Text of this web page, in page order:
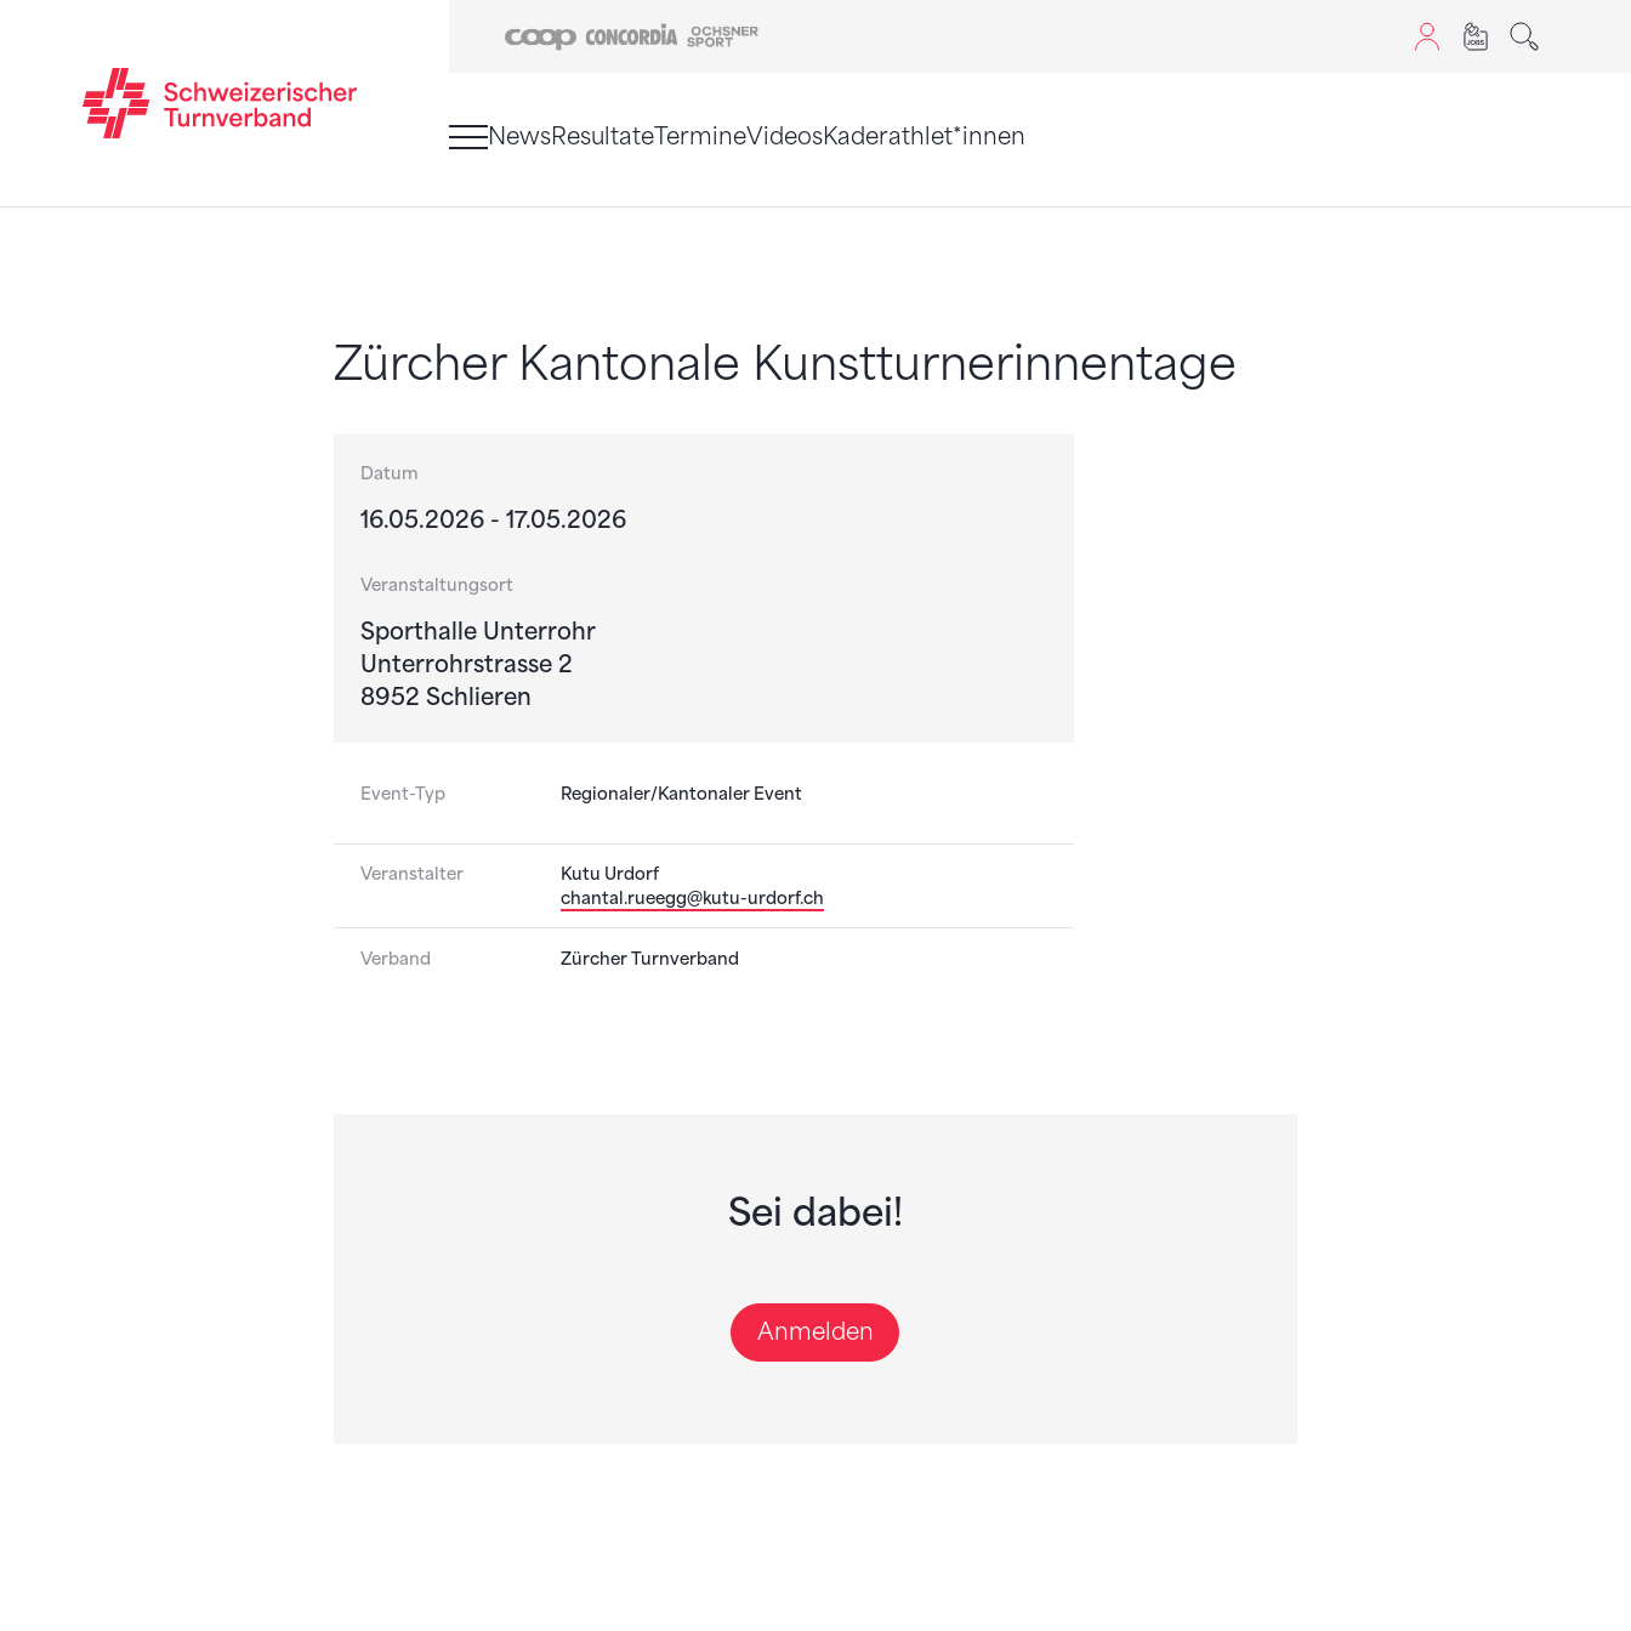
Coop Concordia
NewsResultateTermineVideosKaderathlet*innen
Zürcher Kantonale Kunstturnerinnentage
Datum
16.05.2026 - 17.05.2026
Veranstaltungsort
Sporthalle Unterrohr
Unterrohrstrasse 2
8952 Schlieren
Event-Typ Regionaler/Kantonaler Event
Veranstalter
Kutu Urdorf
chantal.rueegg@kutu-urdorf.ch
Verband Zürcher Turnverband
Sei dabei!
Anmelden